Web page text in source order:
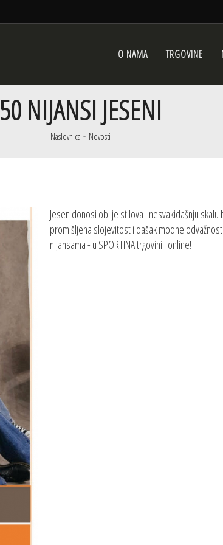
O NAMA TRGOVINE
50 NIJANSI JESENI
Naslovnica Novosti
Jesen donosi obilje stilova i nesvakidašnju
promišljena slojevitost i dašak modne
nijansama - u SPORTINA trgovini i online!